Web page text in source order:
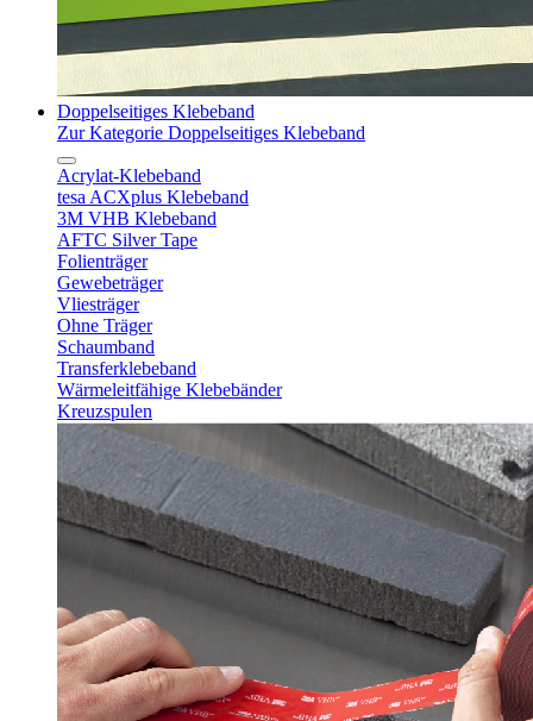
Doppelseitiges Klebeband
Zur Kategorie Doppelseitiges Klebeband
Acrylat-Klebeband
tesa ACXplus Klebeband
3M VHB Klebeband
AFTC Silver Tape
Folienträger
Gewebeträger
Vliesträger
Ohne Träger
Schaumband
Transferklebeband
Wärmeleitfähige Klebebänder
Kreuzspulen